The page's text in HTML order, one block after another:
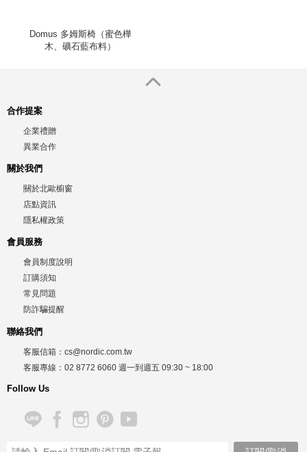
Domus 多姆斯椅（蜜色樺
木、礦石藍布料）
合作提案
企業禮贈
異業合作
關於我們
關於北歐櫥窗
店點資訊
隱私權政策
會員服務
會員制度說明
訂購須知
常見問題
防詐騙提醒
聯絡我們
客服信箱： cs@nordic.com.tw
客服專線： 02 8772 6060 週一到週五 09:30 ~ 18:00
Follow Us